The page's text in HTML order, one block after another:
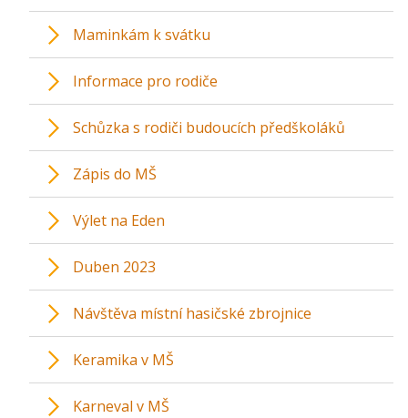
Maminkám k svátku
Informace pro rodiče
Schůzka s rodiči budoucích předškoláků
Zápis do MŠ
Výlet na Eden
Duben 2023
Návštěva místní hasičské zbrojnice
Keramika v MŠ
Karneval v MŠ